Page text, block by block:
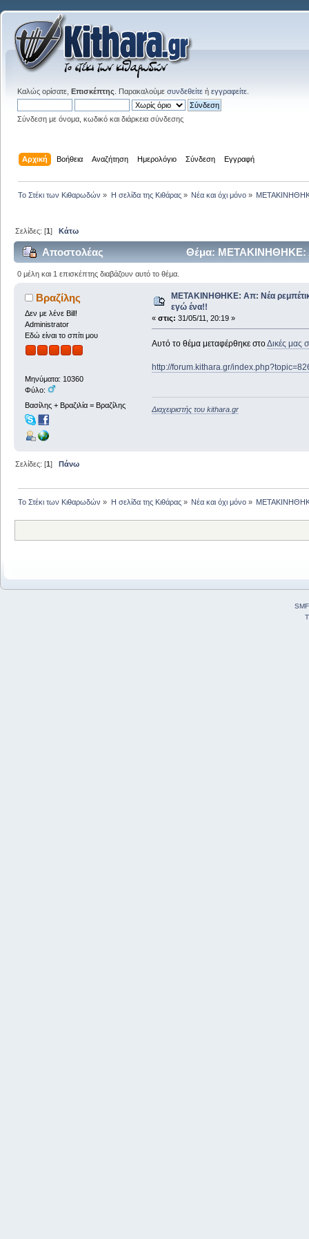
Καλώς ορίσατε, Επισκέπτης . Παρακαλούμε συνδεθείτε ή εγγραφείτε
Σύνδεση με όνομα, κωδικό και διάρκεια σύνδεσης
Αρχική Βοήθεια Αναζήτηση Ημερολόγιο Σύνδεση Εγγραφή
Το Στέκι των Κιθαρωδών » Η σελίδα της Κιθάρας» Νέα και όχι μόνο»
Σελίδες: [1]Κάτω
Αποστολέας
Θέμα: ΜΕΤΑΚΙΝΗΘΗΚΕ:
60398 φορές)
0 μέλη και 1 επισκέπτης διαβάζουν αυτό το θέμα.
Βραζίλης
Δεν με λένε Bill!
Administrator
Εδώ είναι το σπίτι μου
Μηνύματα: 10360
Φύλο:
Βασίλης + Βραζιλία = Βραζίλης
ΜΕΤΑΚΙΝΗΘΗΚΕ: Απ: Νέα
εγώ ένα!!
« στις: 31/05/11, 20:19 »
Αυτό το θέμα μεταφέρθηκε στοΔικές μας
http://forum.kithara.gr/
Διαχειριστής του kithara.gr
Σελίδες: [1]Πάνω
Το Στέκι των Κιθαρωδών » Η σελίδα της Κιθάρας» Νέα και όχι μόνο»